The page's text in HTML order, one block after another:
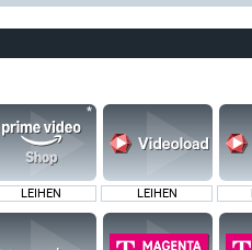
LEIHEN LEIHEN